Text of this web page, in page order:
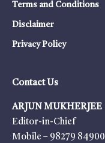
Terms and Conditions
Disclaimer
Privacy Policy
Contact Us
ARJUN MUKHERJEE
Editor-in-Chief
Mobile – 98279 84900